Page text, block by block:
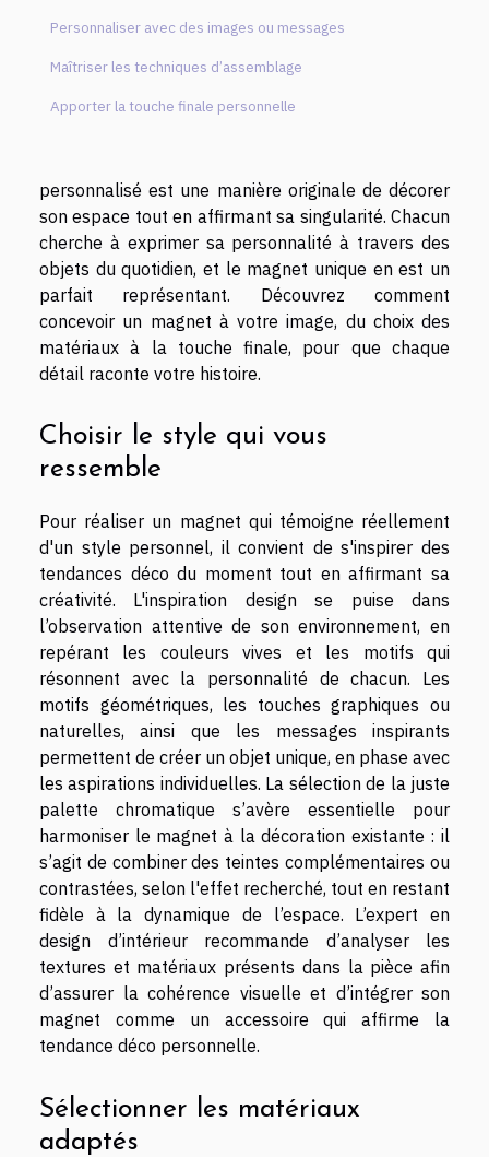
Personnaliser avec des images ou messages
Maîtriser les techniques d’assemblage
Apporter la touche finale personnelle
personnalisé est une manière originale de décorer
son espace tout en affirmant sa singularité. Chacun
cherche à exprimer sa personnalité à travers des
objets du quotidien, et le magnet unique en est un
parfait représentant. Découvrez comment
concevoir un magnet à votre image, du choix des
matériaux à la touche finale, pour que chaque
détail raconte votre histoire.
Choisir le style qui vous
ressemble
Pour réaliser un magnet qui témoigne réellement
d'un style personnel, il convient de s'inspirer des
tendances déco du moment tout en affirmant sa
créativité. L'inspiration design se puise dans
l’observation attentive de son environnement, en
repérant les couleurs vives et les motifs qui
résonnent avec la personnalité de chacun. Les
motifs géométriques, les touches graphiques ou
naturelles, ainsi que les messages inspirants
permettent de créer un objet unique, en phase avec
les aspirations individuelles. La sélection de la juste
palette chromatique s’avère essentielle pour
harmoniser le magnet à la décoration existante : il
s’agit de combiner des teintes complémentaires ou
contrastées, selon l'effet recherché, tout en restant
fidèle à la dynamique de l’espace. L’expert en
design d’intérieur recommande d’analyser les
textures et matériaux présents dans la pièce afin
d’assurer la cohérence visuelle et d’intégrer son
magnet comme un accessoire qui affirme la
tendance déco personnelle.
Sélectionner les matériaux
adaptés